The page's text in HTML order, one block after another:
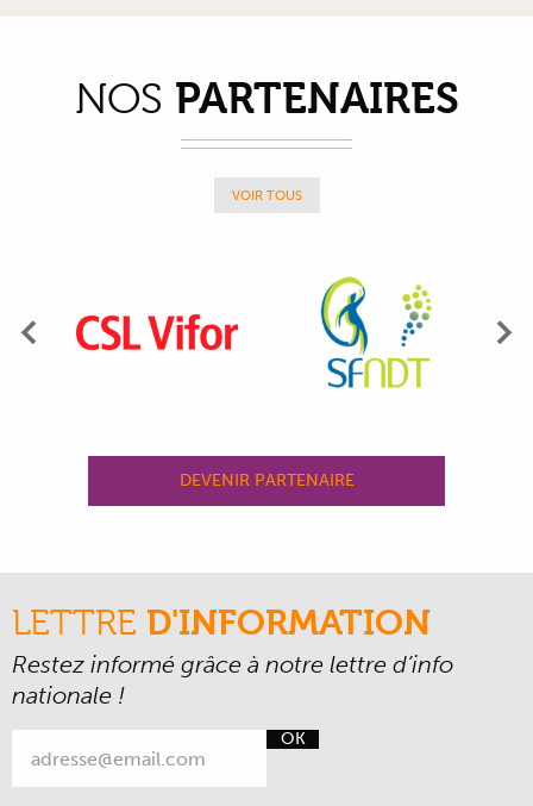
NOS PARTENAIRES
VOIR TOUS
Précédent
DEVENIR PARTENAIRE
LETTRE D'INFORMATION
Restez informé grâce à notre lettre d’info
nationale !
OK